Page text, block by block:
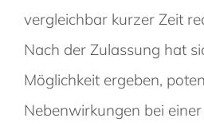
vergleichbar kurzer Zeit
Nach der Zulassung hat
Möglichkeit ergeben,
Nebenwirkungen bei